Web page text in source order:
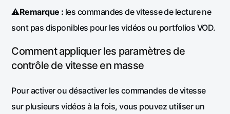
⚠️Remarque : les commandes de vitesse de lecture ne
sont pas disponibles pour les vidéos ou portfolios VOD.
Comment appliquer les paramètres de
contrôle de vitesse en masse
Pour activer ou désactiver les commandes de vitesse
sur plusieurs vidéos à la fois, vous pouvez utiliser un